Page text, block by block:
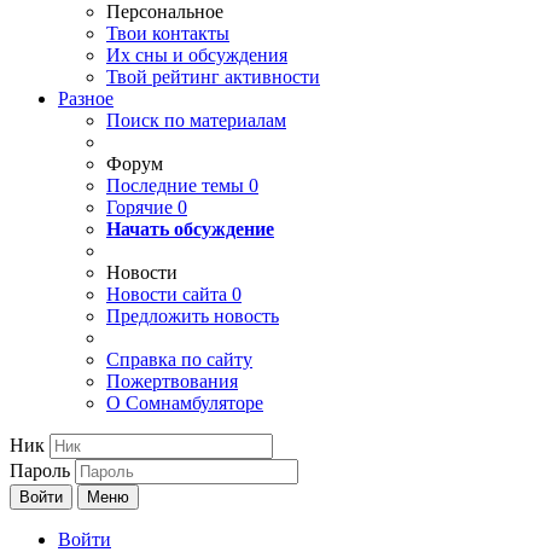
Персональное
Твои контакты
Их сны и обсуждения
Твой рейтинг активности
Разное
Поиск по материалам
Форум
Последние темы 0
Горячие 0
Начать обсуждение
Новости
Новости сайта 0
Предложить новость
Справка по сайту
Пожертвования
О Сомнамбуляторе
Ник
Пароль
Войти Меню
Войти